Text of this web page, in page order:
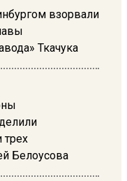
взорвали
Ткачука
трех
Белоусова